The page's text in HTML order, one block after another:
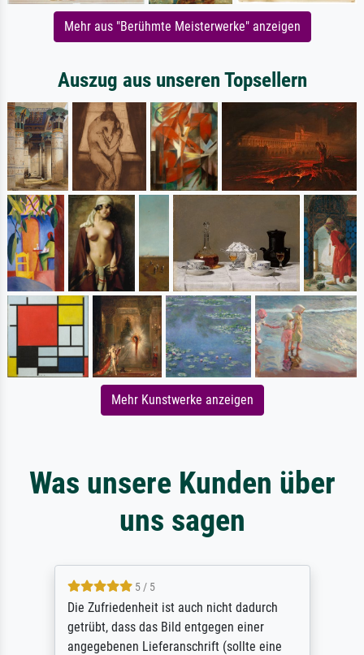
Mehr aus "Berühmte Meisterwerke" anzeigen
Auszug aus unseren Topsellern
Mehr Kunstwerke anzeigen
Was unsere Kunden über
uns sagen
5 / 5
Die Zufriedenheit ist auch nicht dadurch
getrübt, dass das Bild entgegen einer
angegebenen Lieferanschrift (sollte eine